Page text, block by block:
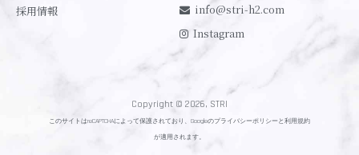
採用情報
info@stri-h2.com
Instagram
Copyright © 2026, STRI
このサイトはreCAPTCHAによって保護されており、Googleのプライバシーポリシーと利用規約
が適用されます。